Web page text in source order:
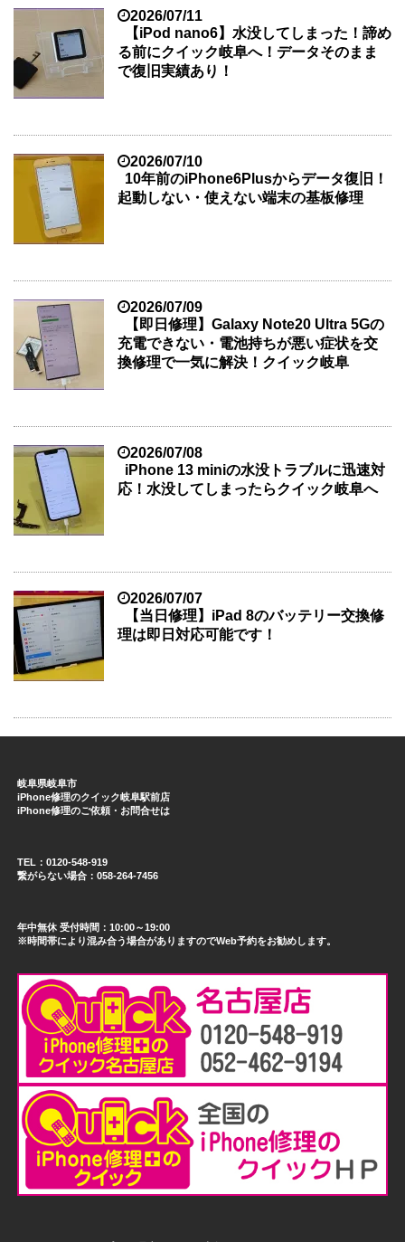
2026/07/11
【iPod nano6】水没してしまった！諦め
る前にクイック岐阜へ！データそのまま
で復旧実績あり！
2026/07/10
10年前のiPhone6Plusからデータ復旧！
起動しない・使えない端末の基板修理
2026/07/09
【即日修理】Galaxy Note20 Ultra 5Gの
充電できない・電池持ちが悪い症状を交
換修理で一気に解決！クイック岐阜
2026/07/08
iPhone 13 miniの水没トラブルに迅速対
応！水没してしまったらクイック岐阜へ
2026/07/07
【当日修理】iPad 8のバッテリー交換修
理は即日対応可能です！
岐阜県岐阜市
iPhone修理のクイック岐阜駅前店
iPhone修理のご依頼・お問合せは
TEL：0120-548-919
繋がらない場合：058-264-7456
年中無休 受付時間：10:00～19:00
※時間帯により混み合う場合がありますのでWeb予約をお勧めします。